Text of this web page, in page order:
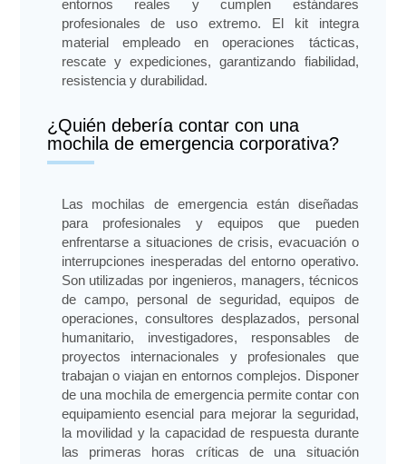
entornos reales y cumplen estándares
profesionales de uso extremo. El kit integra
material empleado en operaciones tácticas,
rescate y expediciones, garantizando fiabilidad,
resistencia y durabilidad.
¿Quién debería contar con una
mochila de emergencia corporativa?
Las mochilas de emergencia están diseñadas
para profesionales y equipos que pueden
enfrentarse a situaciones de crisis, evacuación o
interrupciones inesperadas del entorno operativo.
Son utilizadas por ingenieros, managers, técnicos
de campo, personal de seguridad, equipos de
operaciones, consultores desplazados, personal
humanitario, investigadores, responsables de
proyectos internacionales y profesionales que
trabajan o viajan en entornos complejos. Disponer
de una mochila de emergencia permite contar con
equipamiento esencial para mejorar la seguridad,
la movilidad y la capacidad de respuesta durante
las primeras horas críticas de una situación